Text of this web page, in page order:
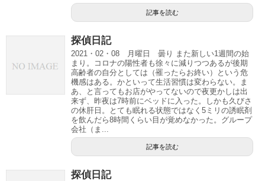
記事を読む
探偵日記
2021・02・08 月曜日 曇り また新しい1週間の始
まり。コロナの陽性者も徐々に減りつつあるが後期
高齢者の自分としては（罹ったらお終い）という危
機感はある。かといって生活習慣は変わらない。ま
あ、と言ってもお店がやってないので夜更かしは出
来ず、昨夜は7時前にベッドに入った。しかも久びさ
の休肝日。とても眠れる状態ではなく5ミリの誘眠剤
を飲んだら8時間くらい目が覚めなかった。グループ
会社（ま...
記事を読む
探偵日記